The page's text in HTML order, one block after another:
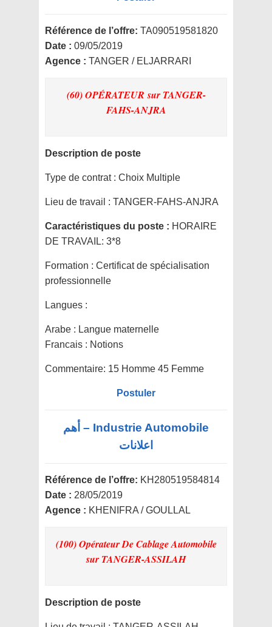
Référence de l’offre: TA090519581820
Date : 09/05/2019
Agence : TANGER / ELJARRARI
(60) OPÉRATEURsur TANGER-
FAHS-ANJRA
Description de poste
Type de contrat : Choix Multiple
Lieu de travail : TANGER-FAHS-ANJRA
Caractéristiques du poste : HORAIRE
DE TRAVAIL: 3*8
Formation : Certificat de spécialisation
professionnelle
Langues :
Arabe : Langue maternelle
Francais : Notions
Commentaire: 15 Homme 45 Femme
Postuler
Industrie Automobile – أهم
اعلانات
Référence de l’offre: KH280519584814
Date : 28/05/2019
Agence : KHENIFRA / GOULLAL
(100) Opérateur De Cablage Automobile
sur TANGER-ASSILAH
Description de poste